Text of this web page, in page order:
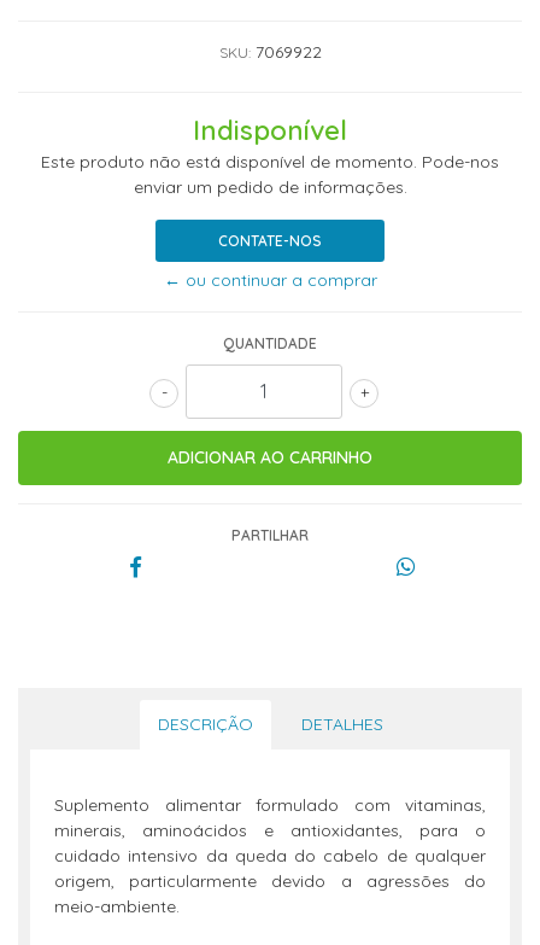
SKU: 7069922
Indisponível
Este produto não está disponível de momento. Pode-nos
enviar um pedido de informações.
CONTATE-NOS
← ou continuar a comprar
QUANTIDADE
+
-
PARTILHAR
DESCRIÇÃO DETALHES
Suplemento alimentar formulado com vitaminas,
minerais, aminoácidos e antioxidantes, para o
cuidado intensivo da queda do cabelo de qualquer
origem, particularmente devido a agressões do
meio-ambiente.